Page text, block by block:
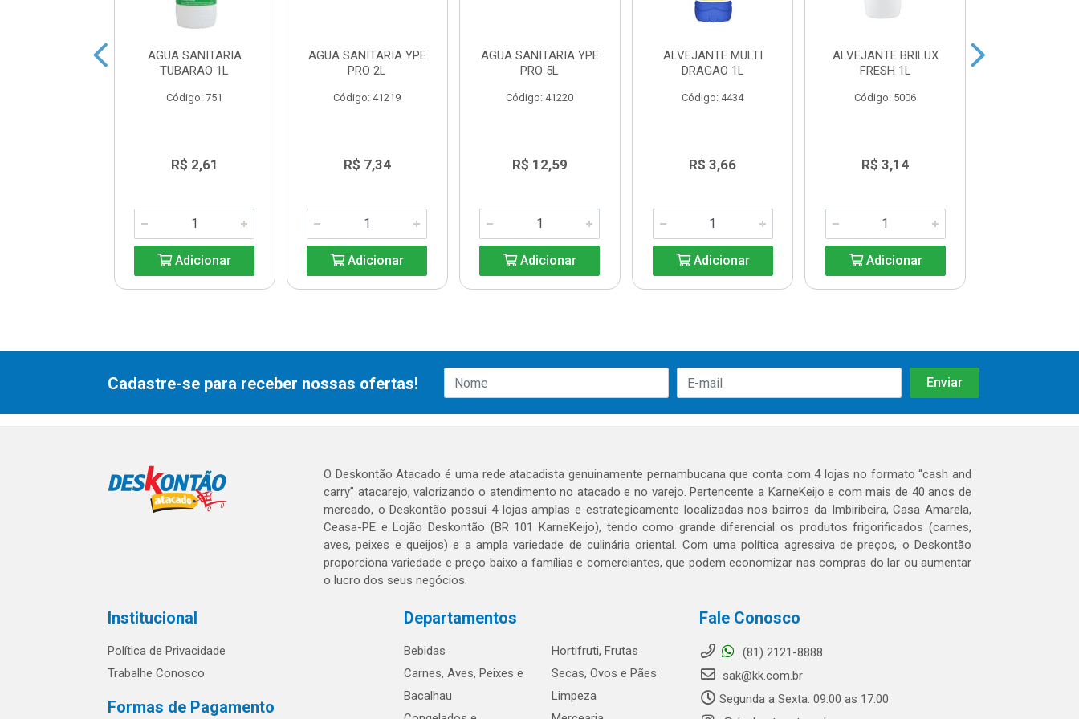
AGUA SANITARIA
TUBARAO 1L
Código: 751
R$ 2,61
Adicionar
AGUA SANITARIA YPE
PRO 2L
Código: 41219
R$ 7,34
Adicionar
AGUA SANITARIA YPE
PRO 5L
Código: 41220
R$ 12,59
Adicionar
ALVEJANTE MULTI
DRAGAO 1L
Código: 4434
R$ 3,66
Adicionar
ALVEJANTE BRILUX
FRESH 1L
Código: 5006
R$ 3,14
Adicionar
Cadastre-se para receber nossas ofertas!
O Deskontão Atacado é uma rede atacadista genuinamente pernambucana que conta com 4 lojas no formato “cash and
carry” atacarejo, valorizando o atendimento no atacado e no varejo. Pertencente a KarneKeijo e com mais de 40 anos de
mercado, o Deskontão possui 4 lojas amplas e estrategicamente localizadas nos bairros da Imbiribeira, Casa Amarela,
Ceasa-PE e Lojão Deskontão (BR 101 KarneKeijo), tendo como grande diferencial os produtos frigorificados (carnes,
aves, peixes e queijos) e a ampla variedade de culinária oriental. Com uma política agressiva de preços, o Deskontão
proporciona variedade e preço baixo a famílias e comerciantes, que podem economizar nas compras do lar ou aumentar
o lucro dos seus negócios.
Institucional
Política de Privacidade
Trabalhe Conosco
Formas de Pagamento
Departamentos
Bebidas
Carnes, Aves, Peixes e
Bacalhau
Hortifruti, Frutas
Secas, Ovos e Pães
Limpeza
Fale Conosco
(81) 2121-8888
sak@kk.com.br
Segunda a Sexta: 09:00 as 17:00